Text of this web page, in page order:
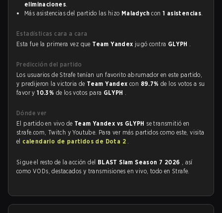
eliminaciones.
Más asistencias del partido las hizo Maladych con1 asistencias.
Estadísticas cara a cara
Esta fue la primera vez que Team Yandex jugó contra GLYPH .
Predicción del partido
Los usuarios de Strafe tenían un favorito abrumador en este partido,
y predijeron la victoria de Team Yandexcon 89.7%de los votos a su
favor y10.3% de los votos para GLYPH .
Dónde ver
El partido en vivo de Team Yandex vs GLYPH se transmitió en
strafe.com, Twitch y Youtube. Para ver más partidos como este, visita
el calendario de partidos de Dota 2 .
Sigue el resto de la acción del BLAST Slam Season 7 2026 , así
como VODs, destacados y transmisiones en vivo, todo en Strafe.